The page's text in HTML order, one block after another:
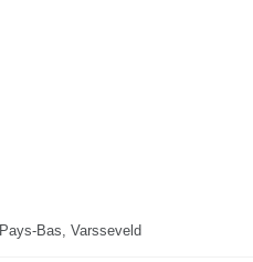
Pays-Bas, Varsseveld